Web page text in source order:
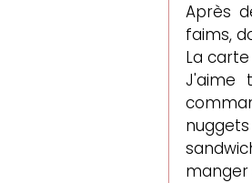
Après
faims,
La
J'aime
manger